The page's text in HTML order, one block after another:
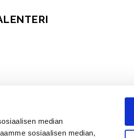
median
sosiaalisen median,